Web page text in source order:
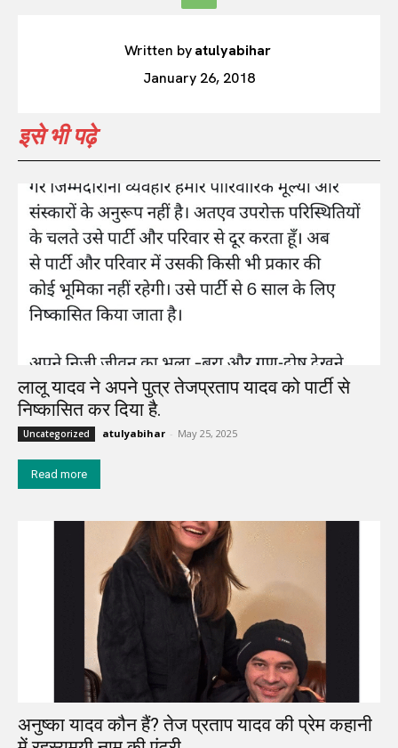
Written byatulyabihar
January 26, 2018
इसे भी पढ़े
लालू यादव ने अपने पुत्र तेजप्रताप यादव को पार्टी से
निष्कासित कर दिया है.
Uncategorized atulyabihar - May 25, 2025
Read more
अनुष्का यादव कौन हैं? तेज प्रताप यादव की प्रेम कहानी